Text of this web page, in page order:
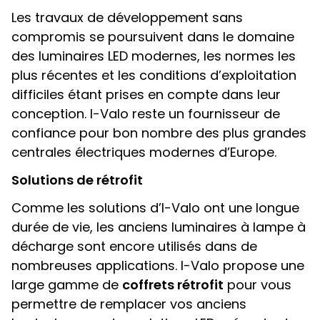
Les travaux de développement sans
compromis se poursuivent dans le domaine
des luminaires LED modernes, les normes les
plus récentes et les conditions d’exploitation
difficiles étant prises en compte dans leur
conception. I-Valo reste un fournisseur de
confiance pour bon nombre des plus grandes
centrales électriques modernes d’Europe.
Solutions de rétrofit
Comme les solutions d’I-Valo ont une longue
durée de vie, les anciens luminaires à lampe à
décharge sont encore utilisés dans de
nombreuses applications. I-Valo propose une
large gamme de coffrets rétrofit pour vous
permettre de remplacer vos anciens